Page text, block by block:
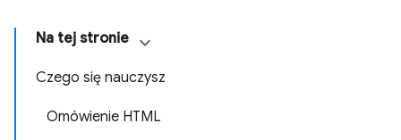
Na tej stronie
Czego się nauczysz
Omówienie HTML